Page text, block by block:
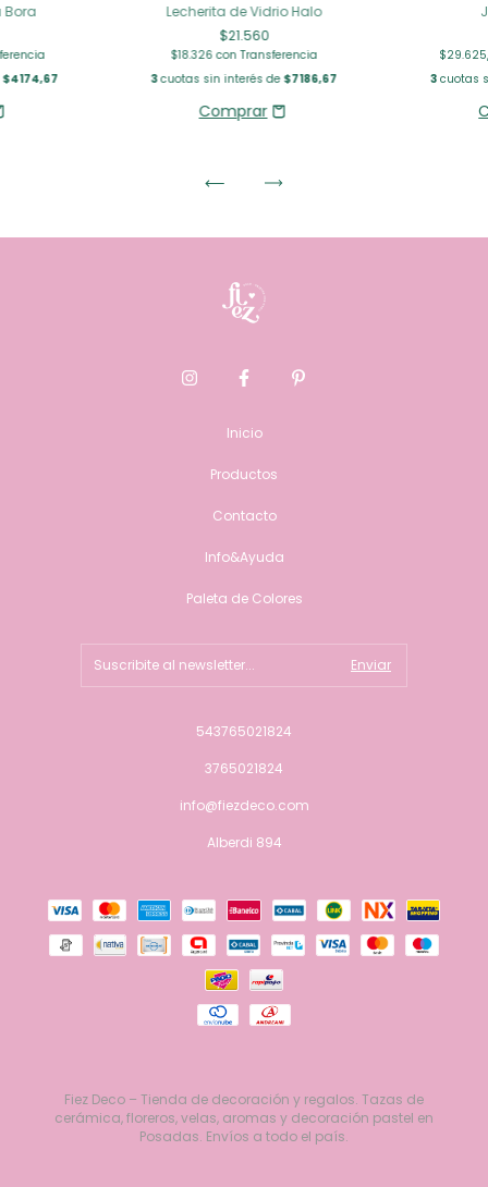
Bora
$4174,67
Lecherita de Vidrio Halo
$21.560
$18.326con Transferencia
3cuotas sin interés de$7186,67
3 cuotas
Inicio
Productos
Contacto
Info&Ayuda
Paleta de Colores
543765021824
3765021824
info@fiezdeco.com
Alberdi 894
Fiez Deco – Tienda de decoración y regalos. Tazas de
cerámica, floreros, velas, aromas y decoración pastel en
Posadas. Envíos a todo el país.